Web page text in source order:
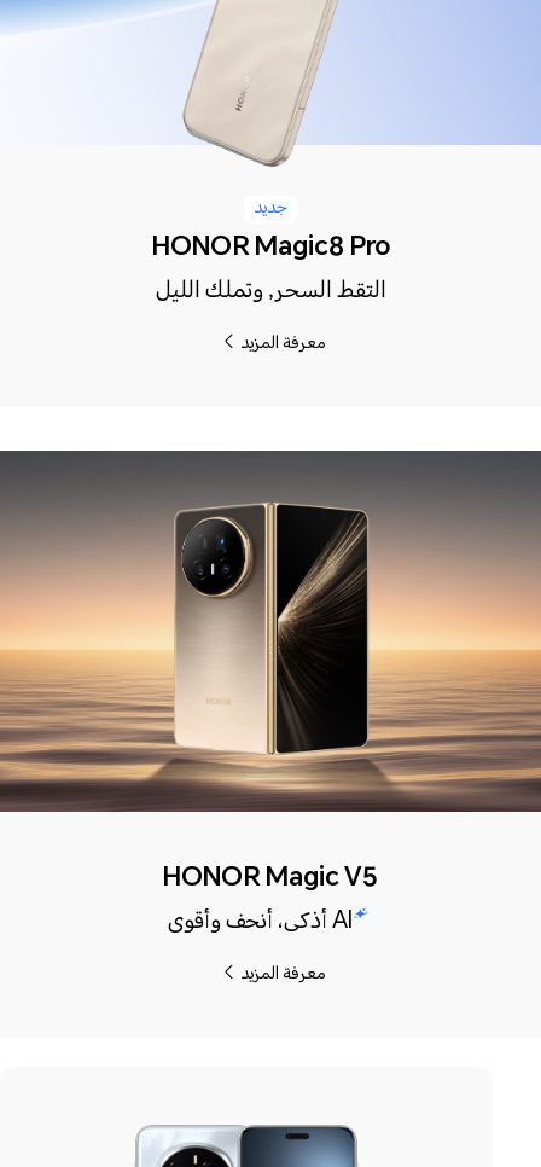
جديد
HONOR Magic8 Pro
التقط السحر, وتملك الليل
معرفة المزيد
HONOR Magic V5
AI أذكى، أنحف وأقوى
معرفة المزيد